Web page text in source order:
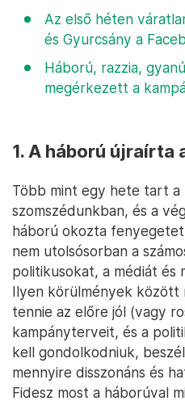
Az első héten
és Gyurcsány a
Háború, razzia,
megérkezett a
1. A háború újraírta
Több mint egy hete tart a
szomszédunkban, és a
háború okozta
nem utolsósorban a
politikusokat, a médiát és
Ilyen körülmények
tennie az előre jól (vagy
kampányterveit, és a
kell gondolkodniuk,
mennyire disszonáns és
Fidesz most a háborúval